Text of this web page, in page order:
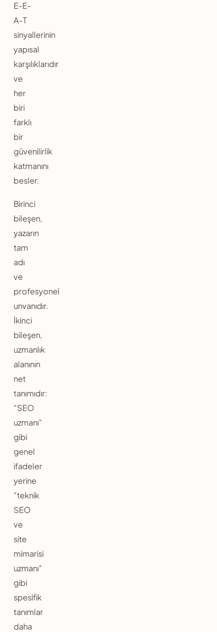
E-E-
A-T
sinyallerinin
yapısal
karşılıklarıdır
ve
her
biri
farklı
bir
güvenilirlik
katmanını
besler.
Birinci
bileşen,
yazarın
tam
adı
ve
profesyonel
unvanıdır.
İkinci
bileşen,
uzmanlık
alanının
net
tanımıdır:
"SEO
uzmanı"
gibi
genel
ifadeler
yerine
"teknik
SEO
ve
site
mimarisi
uzmanı"
gibi
spesifik
tanımlar
daha